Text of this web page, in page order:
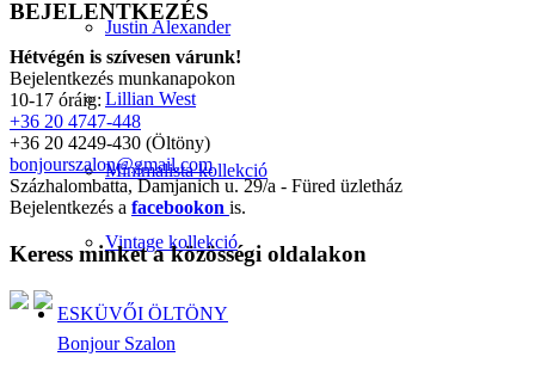
Justin Alexander
Lillian West
Minimalista kollekció
Vintage kollekció
ESKÜVŐI ÖLTÖNY
BEJELENTKEZÉS
Hétvégén is szívesen várunk!
Bejelentkezés munkanapokon
10-17 óráig:
+36 20 4747-448
+36 20 4249-430 (Öltöny)
bonjourszalon@gmail.com
Százhalombatta, Damjanich u. 29/a - Füred üzletház
Bejelentkezés a facebookon is.
Keress minket a közösségi oldalakon
Bonjour Szalon